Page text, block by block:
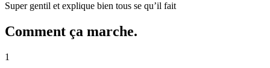
Super gentil et explique bien tous se qu’il fait
Comment ça marche.
1